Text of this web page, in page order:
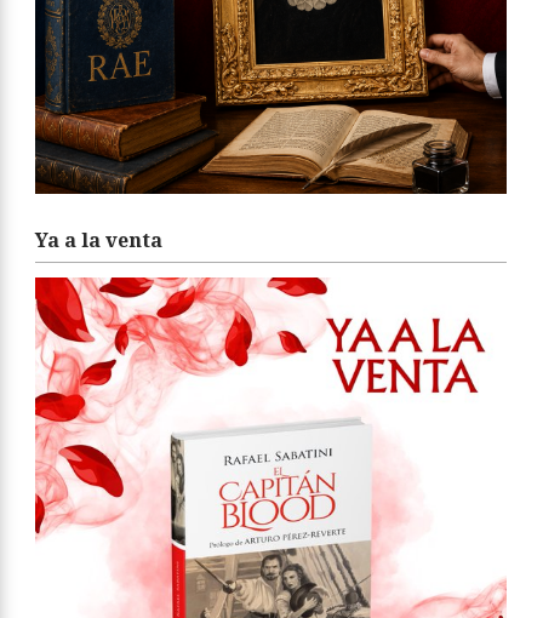
Ya a la venta